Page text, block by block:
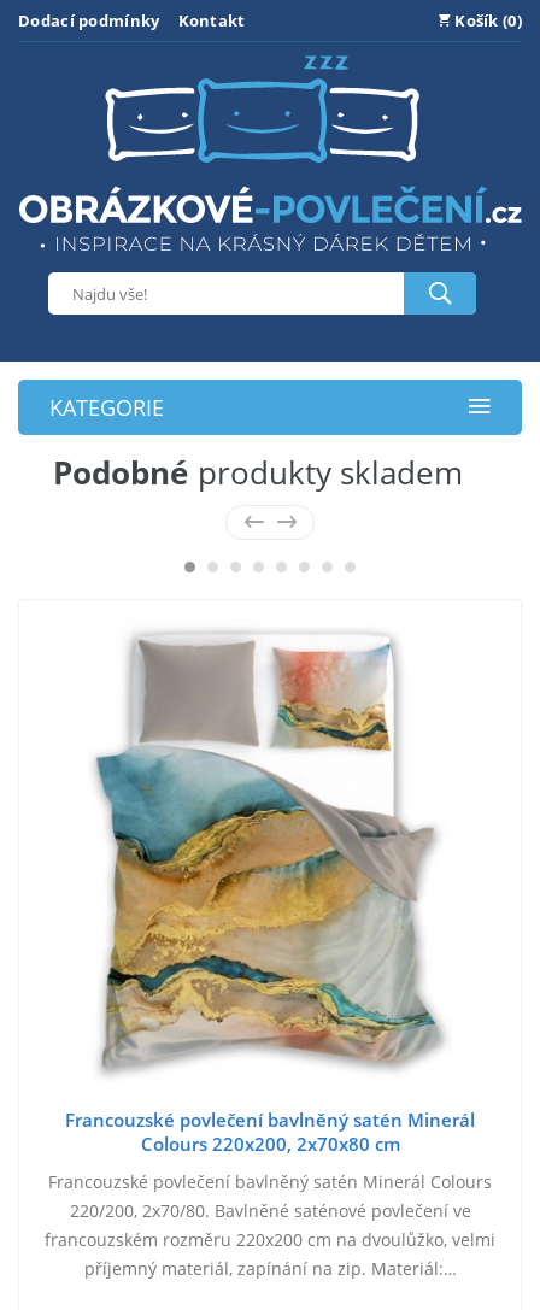
Dodací podmínky Kontakt Košík (0)
KATEGORIE
Podobné produkty skladem
Francouzské povlečení bavlněný satén Minerál
Colours 220x200, 2x70x80 cm
Francouzské povlečení bavlněný satén Minerál Colours
220/200, 2x70/80. Bavlněné saténové povlečení ve
francouzském rozměru 220x200 cm na dvoulůžko, velmi
příjemný materiál, zapínání na zip. Materiál:…